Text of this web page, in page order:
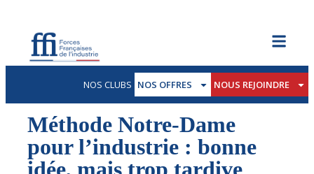
NOS CLUBS NOS OFFRES NOUS REJOINDRE
Méthode Notre-Dame
pour l’industrie : bonne
idée, mais trop tardive